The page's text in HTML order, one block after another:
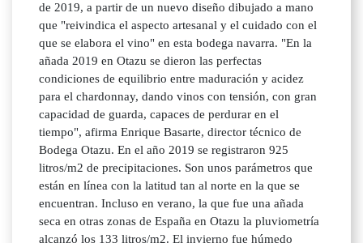
de 2019, a partir de un nuevo diseño dibujado a mano
que "reivindica el aspecto artesanal y el cuidado con el
que se elabora el vino" en esta bodega navarra. "En la
añada 2019 en Otazu se dieron las perfectas
condiciones de equilibrio entre maduración y acidez
para el chardonnay, dando vinos con tensión, con gran
capacidad de guarda, capaces de perdurar en el
tiempo", afirma Enrique Basarte, director técnico de
Bodega Otazu. En el año 2019 se registraron 925
litros/m2 de precipitaciones. Son unos parámetros que
están en línea con la latitud tan al norte en la que se
encuentran. Incluso en verano, la que fue una añada
seca en otras zonas de España en Otazu la pluviometría
alcanzó los 133 litros/m2. El invierno fue húmedo